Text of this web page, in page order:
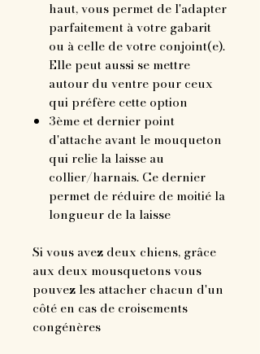
haut, vous permet de l'adapter
parfaitement à votre gabarit
ou à celle de votre conjoint(e).
Elle peut aussi se mettre
autour du ventre pour ceux
qui préfère cette option
3ème et dernier point
d'attache avant le mouqueton
qui relie la laisse au
collier/harnais. Ce dernier
permet de réduire de moitié la
longueur de la laisse
Si vous avez deux chiens, grâce
aux deux mousquetons vous
pouvez les attacher chacun d'un
côté en cas de croisements
congénères